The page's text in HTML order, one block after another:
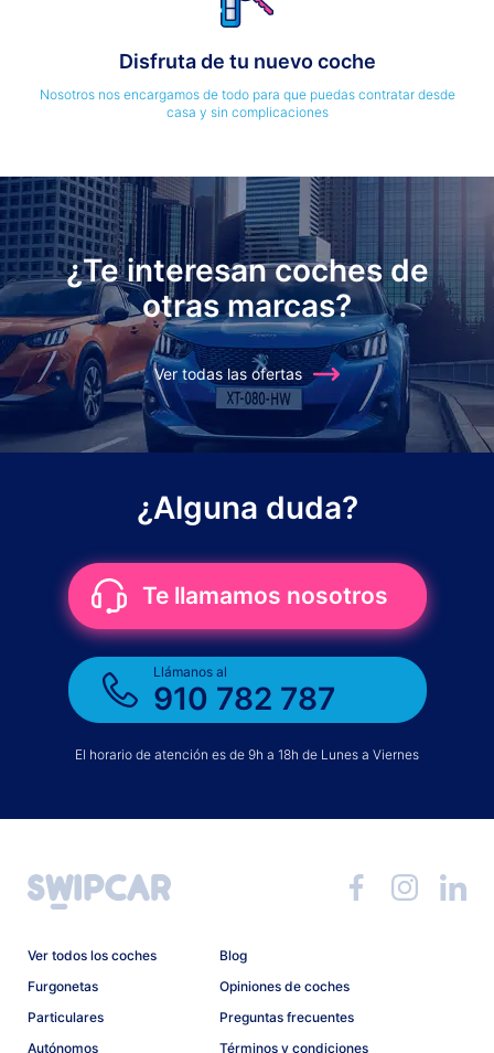
Disfruta de tu nuevo coche
Nosotros nos encargamos de todo para que puedas contratar desde
casa y sin complicaciones
¿Te interesan coches de
otras marcas?
Ver todas las ofertas
¿Alguna duda?
Te llamamos nosotros
Llámanos al
910 782 787
El horario de atención es de 9h a 18h de Lunes a Viernes
Ver todos los coches
Furgonetas
Particulares
Autónomos
Blog
Opiniones de coches
Preguntas frecuentes
Términos y condiciones